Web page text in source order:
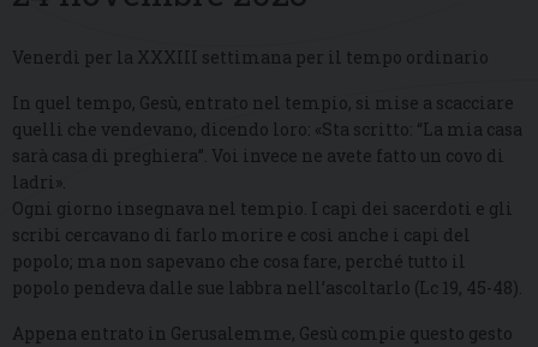
Venerdì per la XXXIII settimana per il tempo ordinario
In quel tempo, Gesù, entrato nel tempio, si mise a scacciare
quelli che vendevano, dicendo loro: «Sta scritto: “La mia casa
sarà casa di preghiera”. Voi invece ne avete fatto un covo di
ladri».
Ogni giorno insegnava nel tempio. I capi dei sacerdoti e gli
scribi cercavano di farlo morire e così anche i capi del
popolo; ma non sapevano che cosa fare, perché tutto il
popolo pendeva dalle sue labbra nell’ascoltarlo (Lc 19, 45-48).
Appena entrato in Gerusalemme, Gesù compie questo gesto